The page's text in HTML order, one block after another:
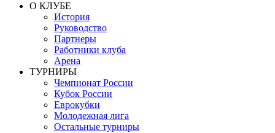
О КЛУБЕ
История
Руководство
Партнеры
Работники клуба
Арена
ТУРНИРЫ
Чемпионат России
Кубок России
Еврокубки
Молодежная лига
Остальные турниры